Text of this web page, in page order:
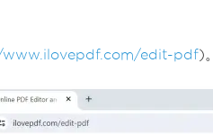
edit-pdf)。